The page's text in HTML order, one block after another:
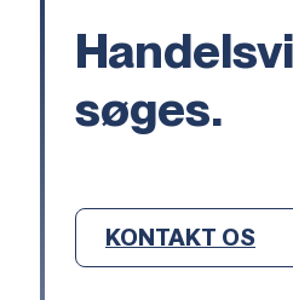
søges.
KONTAKT OS